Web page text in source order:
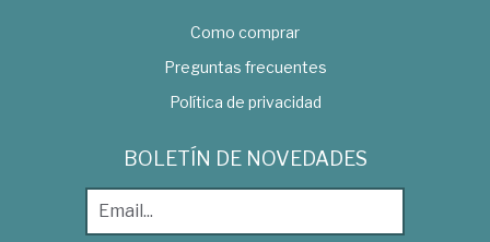
Como comprar
Preguntas frecuentes
Política de privacidad
BOLETÍN DE NOVEDADES